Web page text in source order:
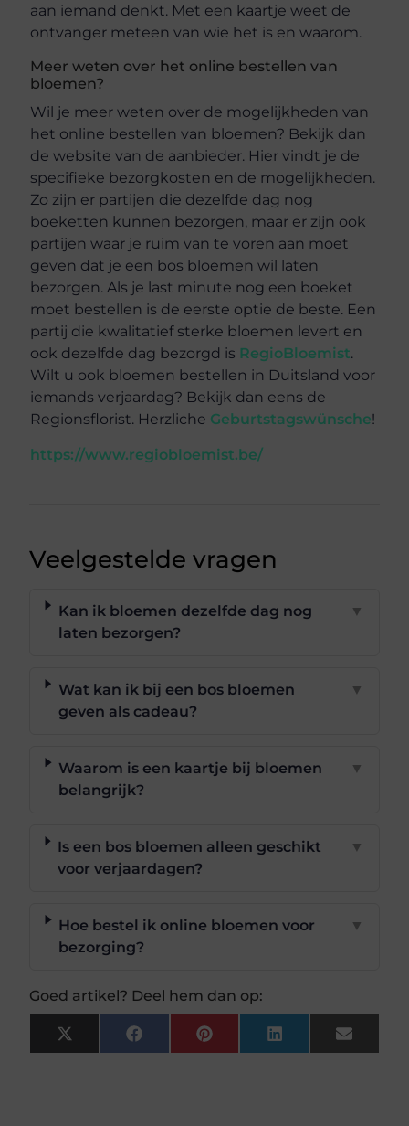
aan iemand denkt. Met een kaartje weet de
ontvanger meteen van wie het is en waarom.
Meer weten over het online bestellen van
bloemen?
Wil je meer weten over de mogelijkheden van
het online bestellen van bloemen? Bekijk dan
de website van de aanbieder. Hier vindt je de
specifieke bezorgkosten en de mogelijkheden.
Zo zijn er partijen die dezelfde dag nog
boeketten kunnen bezorgen, maar er zijn ook
partijen waar je ruim van te voren aan moet
geven dat je een bos bloemen wil laten
bezorgen. Als je last minute nog een boeket
moet bestellen is de eerste optie de beste. Een
partij die kwalitatief sterke bloemen levert en
ook dezelfde dag bezorgd is RegioBloemist.
Wilt u ook bloemen bestellen in Duitsland voor
iemands verjaardag? Bekijk dan eens de
Regionsflorist. Herzliche Geburtstagswünsche!
https://www.regiobloemist.be/
Veelgestelde vragen
Kan ik bloemen dezelfde dag nog
laten bezorgen?
▼
Wat kan ik bij een bos bloemen
geven als cadeau?
▼
Waarom is een kaartje bij bloemen
belangrijk?
▼
Is een bos bloemen alleen geschikt
voor verjaardagen?
▼
Hoe bestel ik online bloemen voor
bezorging?
▼
Goed artikel? Deel hem dan op:
X
(Twitter)
FacebookPinterestLinkedInEmail